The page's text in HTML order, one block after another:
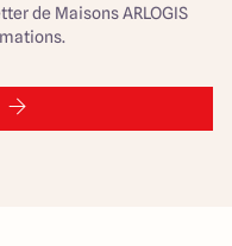
de Maisons ARLOGIS